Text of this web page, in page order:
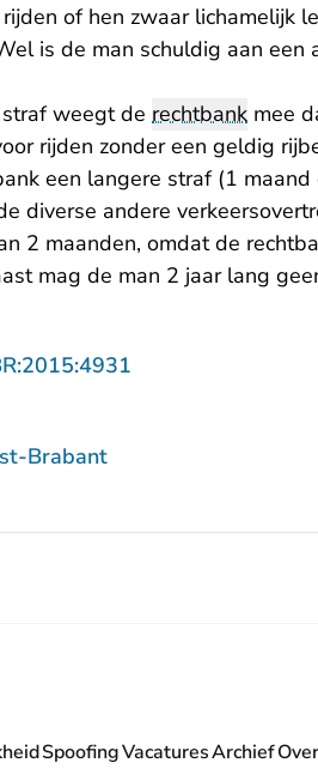
of hen zwaar lichamelijk
is de man schuldig aan een
weegt de rechtbank mee
rijden zonder een geldig
een langere straf (1
diverse andere
2 maanden, omdat de
mag de man 2 jaar lang
Brabant
SpoofingVacatures
- U verlaatArchief